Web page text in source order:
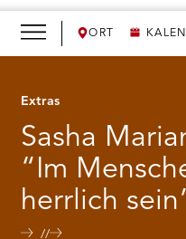
ORT
WIR ÖFFNEN
DAS THEATER ÖFFNEN
THEATERPÄDAGOGIK
BESUCH ÖFFNEN
Extras
Sasha
“Im
herrlich